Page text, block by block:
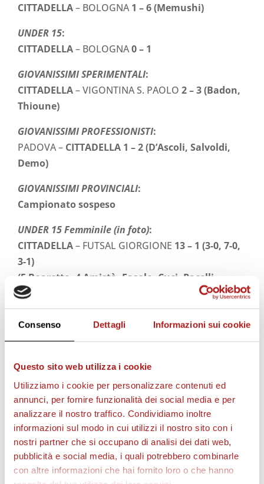
Consenso Dettagli Informazioni sui cookie
Questo sito web utilizza i cookie
Utilizziamo i cookie per personalizzare contenuti ed
annunci, per fornire funzionalità dei social media e per
analizzare il nostro traffico. Condividiamo inoltre
informazioni sul modo in cui utilizzi il nostro sito con i
nostri partner che si occupano di analisi dei dati web,
pubblicità e social media, i quali potrebbero combinarle
con altre informazioni che hai fornito loro o che hanno
CITTADELLA– BOLOGNA1 – 6 (Memushi)
UNDER 15:
CITTADELLA– BOLOGNA0 – 1
GIOVANISSIMI SPERIMENTALI:
CITTADELLA– VIGONTINA S. PAOLO 2 – 3 (Badon,
Thioune)
GIOVANISSIMI PROFESSIONISTI:
PADOVA – CITTADELLA 1 – 2 (D’Ascoli, Salvoldi,
Demo)
GIOVANISSIMI PROVINCIALI:
Campionato sospeso
UNDER 15 Femminile (in foto):
CITTADELLA– FUTSAL GIORGIONE 13 – 1 (3-0, 7-0,
3-1)
(5 Boaretto, 4 Amistà, Fasolo, Cuci, Pacelli,
autogol)